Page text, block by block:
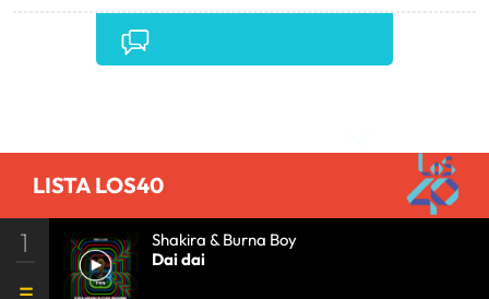
LISTA LOS40
1
Shakira & Burna Boy
Dai dai